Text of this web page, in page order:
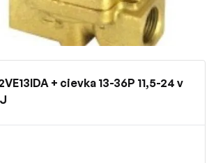
+ cievka 13-36P 11,5-24 v